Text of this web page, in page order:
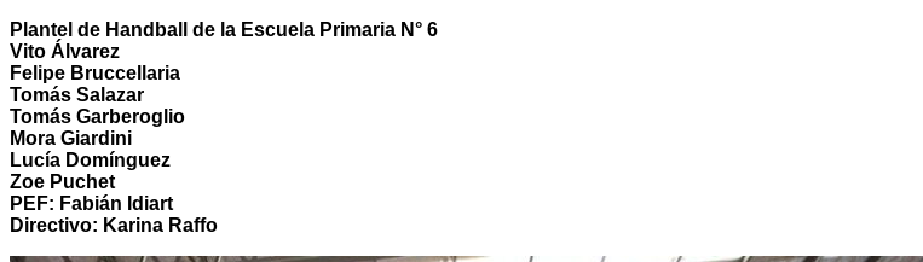
Plantel de Handball de la Escuela Primaria N° 6
Vito Álvarez
Felipe Bruccellaria
Tomás Salazar
Tomás Garberoglio
Mora Giardini
Lucía Domínguez
Zoe Puchet
PEF: Fabián Idiart
Directivo: Karina Raffo